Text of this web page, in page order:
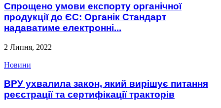
Спрощено умови експорту органічної
продукції до ЄС: Органік Стандарт
надаватиме електронні...
2 Липня, 2022
Новини
ВРУ ухвалила закон, який вирішує питання
реєстрації та сертифікації тракторів